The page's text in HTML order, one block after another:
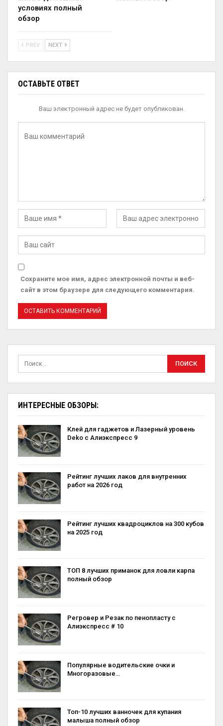
условиях полный
обзор
PREV NEXT
ОСТАВЬТЕ ОТВЕТ
Ваш электронный адрес не будет опубликован.
Сохраните мое имя, адрес электронной почты и веб-
сайт в этом браузере для следующего комментария.
ИНТЕРЕСНЫЕ ОБЗОРЫ:
Клей для гаджетов и Лазерный уровень
Deko с Алиэкспресс 9
Рейтинг лучших лаков для внутренних
работ на 2026 год
Рейтинг лучших квадроциклов на 300 кубов
на 2025 год
ТОП 8 лучших приманок для ловли карпа
полный обзор
Регровер и Резак по пенопласту с
Алиэкспресс # 10
Популярные водительские очки и
Многоразовые…
Топ-10 лучших ванночек для купания
малыша полный обзор